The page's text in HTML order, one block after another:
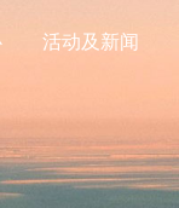
活动及新闻